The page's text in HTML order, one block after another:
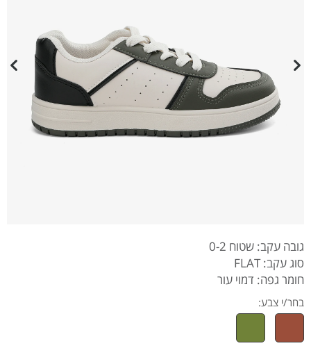
גובה עקב: שטוח 0-2
סוג עקב: FLAT
חומר גפה: דמוי עור
בחר/י צבע: